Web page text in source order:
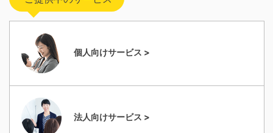
個人向けサービス >
法人向けサービス >